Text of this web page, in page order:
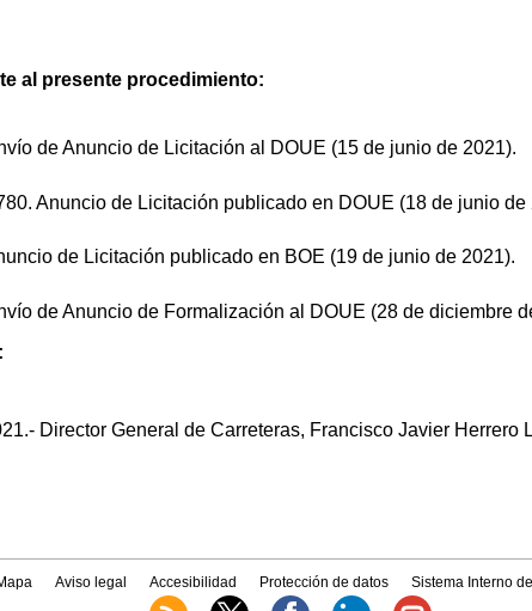
al presente procedimiento:
de Anuncio de Licitación al DOUE (15 de junio de 2021).
Anuncio de Licitación publicado en DOUE (18 de junio de
de Licitación publicado en BOE (19 de junio de 2021).
de Anuncio de Formalización al DOUE (28 de diciembre
Director General de Carreteras, Francisco Javier Herrero
Aviso legal Accesibilidad Protección de datos Sistema Interno